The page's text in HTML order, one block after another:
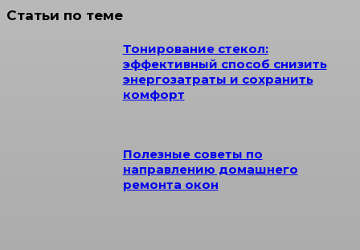
Статьи по теме
Тонирование стекол:
эффективный способ снизить
энергозатраты и сохранить
комфорт
Полезные советы по
направлению домашнего
ремонта окон